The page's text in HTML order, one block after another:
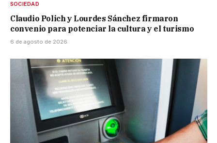
SOCIEDAD
Claudio Polich y Lourdes Sánchez firmaron
convenio para potenciar la cultura y el turismo
6 de agosto de 2026